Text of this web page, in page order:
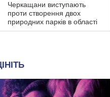
Черкащани виступають
проти створення двох
природних парків в області